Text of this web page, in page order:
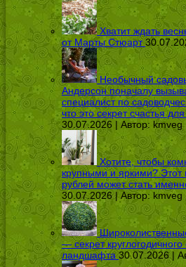
Хватит ждать
от Марты Стюарт
Необычный
Андерсон поначалу
специалист по
что это секрет счастья
30.07.2026 | Автор: kmveg
Хотите, чтобы
крупными и яркими? Этот
рублей может стать
30.07.2026 | Автор: kmveg
— секрет
ландшафта 30.07.2026 |